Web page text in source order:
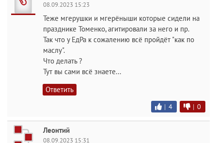
08.09.2023 15:23
Теже мгерушки и мгерёныши которые сидели на
празднике Томенко, агитировали за него и пр.
Так что у ЕдРа к сожалению всё пройдёт "как по
маслу".
Что делать ?
Тут вы сами всё знаете...
Ответить
| 4 | 0
Леонтий
08.09.2023 15:31